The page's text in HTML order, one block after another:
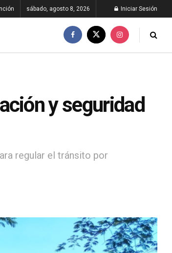
sábado, agosto 8, 2026 Iniciar Sesión
y seguridad
regular el tránsito por